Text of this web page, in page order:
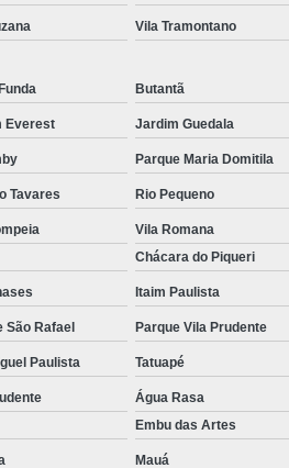
e Verduras Processadas e
Processadas e Higienizadas
Processadas para Empresas
de Kit Lanche
Kit Lanche
Lanche Empresarial
Kit Lanche
Lanche para Eventos
Kit
Pronto
Kit Lanche Saudável
Pote
Frutas Fatiadas em Pote
Frutas no Potinho
Frutas
de Frutas para Vender
Salada de Frutas no Pote
de Fruta para Empresas
Vila Tramontano
Butantã
Everest Jardim Guedala
Parque Maria Domitila
Tavares Rio Pequeno
Vila Romana
Chácara do Piqueri
Itaim Paulista
São Rafael Parque Vila Prudente
Paulista Tatuapé
Água Rasa
Embu das Artes
Mauá